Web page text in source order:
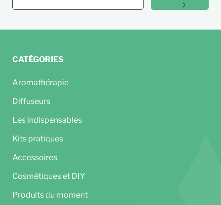
CATÉGORIES
Aromathérapie
Diffuseurs
Les indispensables
Kits pratiques
Accessoires
Cosmétiques et DIY
Produits du moment